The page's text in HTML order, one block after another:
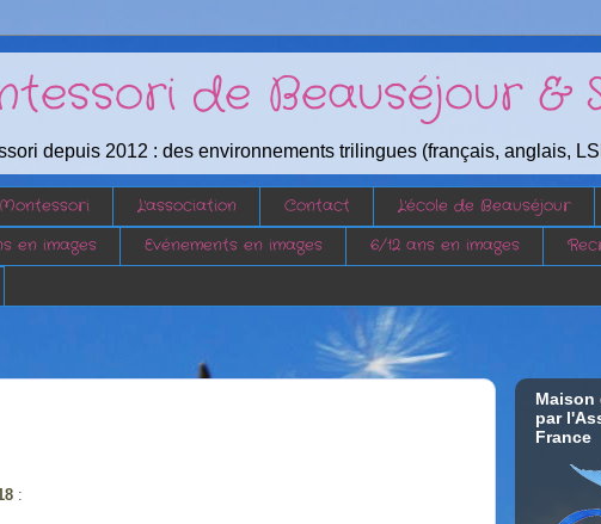
de Beauséjour &
depuis 2012 : des environnements trilingues (français, anglais,
L'association Contact L'école de Beauséjour
en images Evénements en images 6/12 ans en images
:
Maison
par
France